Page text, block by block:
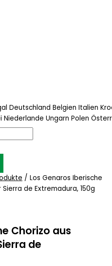
Deutschland Belgien Italien
Niederlande Ungarn Polen
/ Los Genaros Iberische
de Extremadura, 150g
Chorizo aus
de